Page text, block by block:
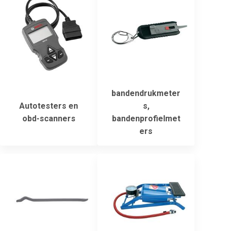
Autotesters en
obd-scanners
bandendrukmeter
s,
bandenprofielmet
ers